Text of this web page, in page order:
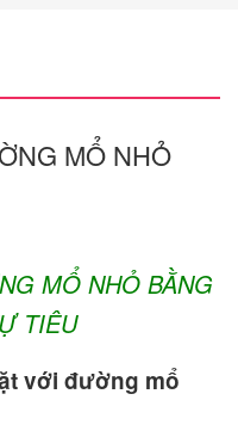
công, thì biện pháp
xua đi mặc cảm của
về cánh tay.
MỔ NHỎ
MỔ NHỎ BẰNG
TIÊU
với đường mổ